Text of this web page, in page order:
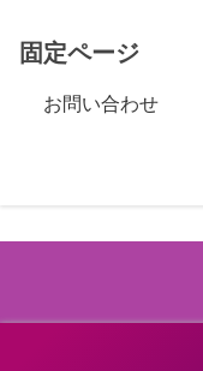
固定ページ
お問い合わせ
©